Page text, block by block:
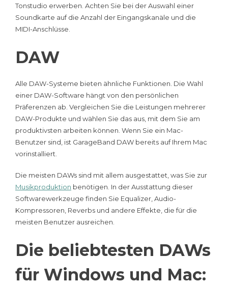
Tonstudio erwerben. Achten Sie bei der Auswahl einer
Soundkarte auf die Anzahl der Eingangskanäle und die
MIDI-Anschlüsse.
DAW
Alle DAW-Systeme bieten ähnliche Funktionen. Die Wahl
einer DAW-Software hängt von den persönlichen
Präferenzen ab. Vergleichen Sie die Leistungen mehrerer
DAW-Produkte und wählen Sie das aus, mit dem Sie am
produktivsten arbeiten können. Wenn Sie ein Mac-
Benutzer sind, ist GarageBand DAW bereits auf Ihrem Mac
vorinstalliert.
Die meisten DAWs sind mit allem ausgestattet, was Sie zur
Musikproduktion benötigen. In der Ausstattung dieser
Softwarewerkzeuge finden Sie Equalizer, Audio-
Kompressoren, Reverbs und andere Effekte, die für die
meisten Benutzer ausreichen.
Die beliebtesten DAWs
für Windows und Mac: